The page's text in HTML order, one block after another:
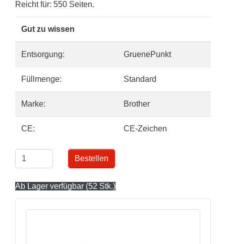
Reicht für: 550 Seiten.
Gut zu wissen
Entsorgung: GruenePunkt
Füllmenge: Standard
Marke: Brother
CE: CE-Zeichen
Bestellen
Ab Lager verfügbar (52 Stk.)